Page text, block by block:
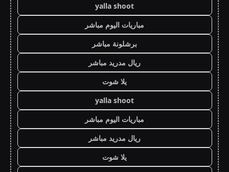
yalla shoot
مباريات اليوم مباشر
برشلونة مباشر
ريال مدريد مباشر
يلا شوت
yalla shoot
مباريات اليوم مباشر
ريال مدريد مباشر
يلا شوت